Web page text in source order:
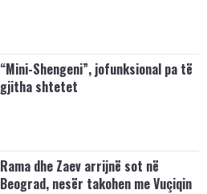
“Mini-Shengeni”, jofunksional pa të
gjitha shtetet
Rama dhe Zaev arrijnë sot në
Beograd, nesër takohen me Vuçiqin